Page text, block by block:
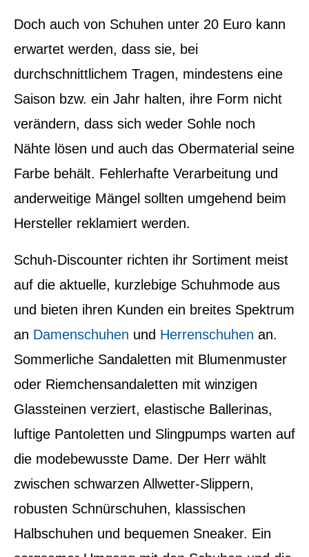
Doch auch von Schuhen unter 20 Euro kann
erwartet werden, dass sie, bei
durchschnittlichem Tragen, mindestens eine
Saison bzw. ein Jahr halten, ihre Form nicht
verändern, dass sich weder Sohle noch
Nähte lösen und auch das Obermaterial seine
Farbe behält. Fehlerhafte Verarbeitung und
anderweitige Mängel sollten umgehend beim
Hersteller reklamiert werden.
Schuh-Discounter richten ihr Sortiment meist
auf die aktuelle, kurzlebige Schuhmode aus
und bieten ihren Kunden ein breites Spektrum
an Damenschuhen und Herrenschuhen an.
Sommerliche Sandaletten mit Blumenmuster
oder Riemchensandaletten mit winzigen
Glassteinen verziert, elastische Ballerinas,
luftige Pantoletten und Slingpumps warten auf
die modebewusste Dame. Der Herr wählt
zwischen schwarzen Allwetter-Slippern,
robusten Schnürschuhen, klassischen
Halbschuhen und bequemen Sneaker. Ein